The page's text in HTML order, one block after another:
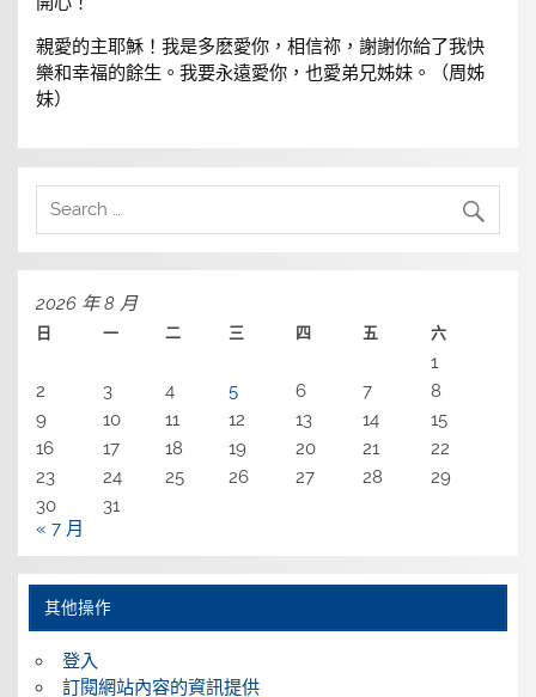
親愛的主耶穌！我是多麽愛你，相信祢，謝謝你給了我快
樂和幸福的餘生。我要永遠愛你，也愛弟兄姊妹。（周姊
妹）
2026 年 8 月
日 一 二 三 四 五 六
1
2
3 4 5 6 7
8
9
10 11 12 13 14
15
16
17 18 19 20 21
22
23
24 25 26 27 28
29
30
31
« 7 月
其他操作
登入
訂閱網站內容的資訊提供